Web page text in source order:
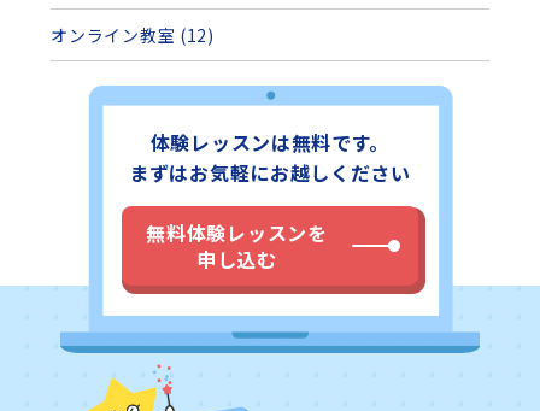
オンライン教室 (12)
体験レッスンは無料です。
まずはお気軽にお越しください
無料体験レッスンを
申し込む